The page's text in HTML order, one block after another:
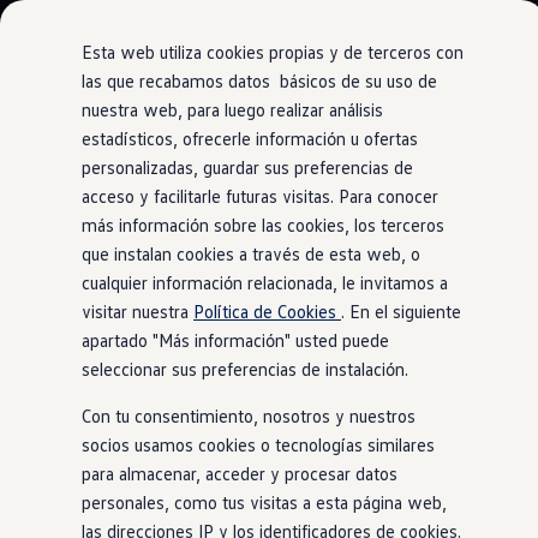
Esta web utiliza cookies propias y de terceros con
las que recabamos datos básicos de su uso de
nuestra web, para luego realizar análisis
estadísticos, ofrecerle información u ofertas
personalizadas, guardar sus preferencias de
acceso y facilitarle futuras visitas. Para conocer
más información sobre las cookies, los terceros
que instalan cookies a través de esta web, o
cualquier información relacionada, le invitamos a
visitar nuestra Política de Cookies . En el siguiente
apartado "Más información" usted puede
seleccionar sus preferencias de instalación.
Con tu consentimiento, nosotros y nuestros
socios usamos cookies o tecnologías similares
para almacenar, acceder y procesar datos
personales, como tus visitas a esta página web,
las direcciones IP y los identificadores de cookies.
Ir
directamente
al contenido
Ir
directamente
al pie de
página
Nuevo ID. Polo: El eléctrico para todos
Nuevo ID. Cross 100% eléctrico
Modelos 7 plazas
Descubre el nuevo Golf GTI 50 Aniversario
Gama Deportiva
Gama SUV de Volkswagen
Sistemas de Asistencia Volkswagen
Ofertas y promociones
Precios Especiales
Renueva tu Volkswagen
Trae un amigo a Volkswagen Canarias
Financiación Volkswagen
Volkswagen Flex & Serenity
Renting
Vehículos de ocasión
Concursos Volkswagen
Pedir cita taller
Buscador de Concesionarios
Atención al cliente
Accesorios
Guía de mantenimiento
Información Útil
In-car App
Jugaren lugar de
esperar